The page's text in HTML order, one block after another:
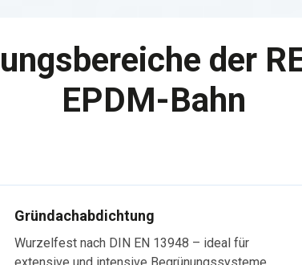
der
EPDM-Bahn
Gründachabdichtung
Wurzelfest nach DIN EN 13948 – ideal für